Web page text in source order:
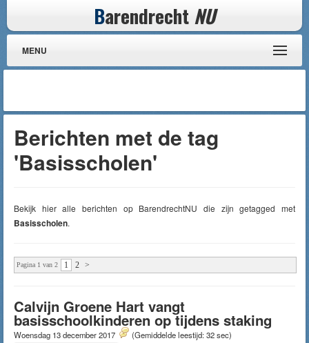
Barendrecht NU
MENU
Berichten met de tag
'Basisscholen'
Bekijk hier alle berichten op BarendrechtNU die zijn getagged met
Basisscholen.
Pagina 1 van 2 1 2 >
Calvijn Groene Hart vangt
basisschoolkinderen op tijdens staking
Woensdag 13 december 2017 (Gemiddelde leestijd: 32 sec)